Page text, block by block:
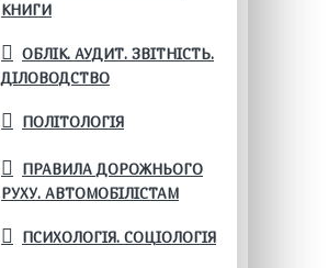
КНИГИ
ОБЛІК. АУДИТ. ЗВІТНІСТЬ.
ДІЛОВОДСТВО
ПОЛІТОЛОГІЯ
ПРАВИЛА ДОРОЖНЬОГО
РУХУ. АВТОМОБІЛІСТАМ
ПСИХОЛОГІЯ. СОЦІОЛОГІЯ